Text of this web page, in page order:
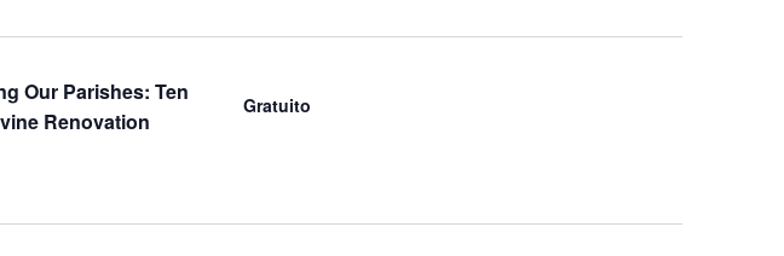
Our Parishes: Ten
Renovation
Gratuito